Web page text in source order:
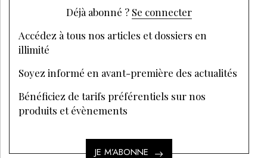
Déjà abonné ? Se connecter
Accédez à tous nos articles et dossiers en
illimité
Soyez informé en avant-première des actualités
Bénéficiez de tarifs préférentiels sur nos
produits et évènements
JE M’ABONNE